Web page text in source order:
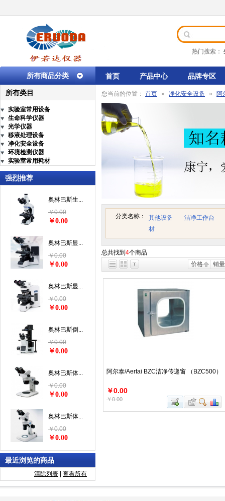
热门搜索：
首页 产品中心 品牌专区
所有商品分类
所有类目
实验室常用设备
生命科学仪器
光学仪器
移液处理设备
净化安全设备
环境检测仪器
实验室常用耗材
强烈推荐
奥林巴斯生...
￥0.00
￥0.00
奥林巴斯显...
￥0.00
￥0.00
奥林巴斯显...
￥0.00
￥0.00
奥林巴斯倒...
￥0.00
￥0.00
奥林巴斯体...
￥0.00
￥0.00
奥林巴斯体...
￥0.00
￥0.00
最近浏览的商品
清除列表 查看所有
您当前的位置： 首页 » 净化安全设备 » 阿
分类名称： 其他设备
洁净工作台
材
总共找到 4个商品
价格
销量
阿尔泰/Aertai BZC洁净传递窗 （BZC500）
￥0.00
￥0.00